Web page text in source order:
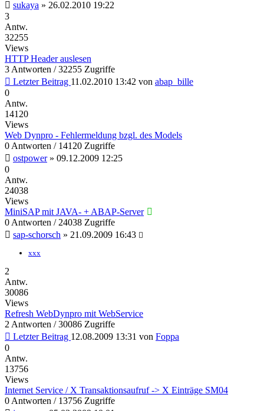
sukaya » 26.02.2010 19:22
3
Antw.
32255
Views
HTTP Header auslesen
3 Antworten / 32255 Zugriffe
Letzter Beitrag 11.02.2010 13:42 von abap_bille
0
Antw.
14120
Views
Web Dynpro - Fehlermeldung bzgl. des Models
0 Antworten / 14120 Zugriffe
ostpower» 09.12.2009 12:25
0
Antw.
24038
Views
MiniSAP mit JAVA- + ABAP-Server
0 Antworten / 24038 Zugriffe
sap-schorsch » 21.09.2009 16:43
xxx
2
Antw.
30086
Views
Refresh WebDynpro mit WebService
2 Antworten / 30086 Zugriffe
Letzter Beitrag 12.08.2009 13:31 von Foppa
0
Antw.
13756
Views
Internet Service / X Transaktionsaufruf -> X Einträge SM04
0 Antworten / 13756 Zugriffe